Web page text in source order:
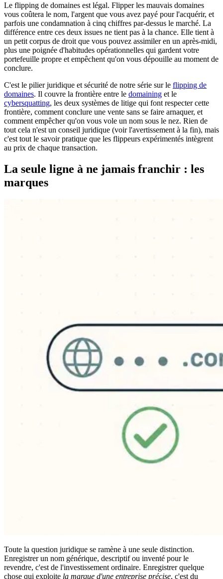
Le flipping de domaines est légal. Flipper les mauvais domaines
vous coûtera le nom, l'argent que vous avez payé pour l'acquérir, et
parfois une condamnation à cinq chiffres par-dessus le marché. La
différence entre ces deux issues ne tient pas à la chance. Elle tient à
un petit corpus de droit que vous pouvez assimiler en un après-midi,
plus une poignée d'habitudes opérationnelles qui gardent votre
portefeuille propre et empêchent qu'on vous dépouille au moment de
conclure.
C'est le pilier juridique et sécurité de notre série sur le flipping de
domaines. Il couvre la frontière entre le domaining et le
cybersquatting, les deux systèmes de litige qui font respecter cette
frontière, comment conclure une vente sans se faire arnaquer, et
comment empêcher qu'on vous vole un nom sous le nez. Rien de
tout cela n'est un conseil juridique (voir l'avertissement à la fin), mais
c'est tout le savoir pratique que les flippeurs expérimentés intègrent
au prix de chaque transaction.
La seule ligne à ne jamais franchir : les
marques
Toute la question juridique se ramène à une seule distinction.
Enregistrer un nom générique, descriptif ou inventé pour le
revendre, c'est de l'investissement ordinaire. Enregistrer quelque
chose qui exploite la marque d'une entreprise précise, c'est du